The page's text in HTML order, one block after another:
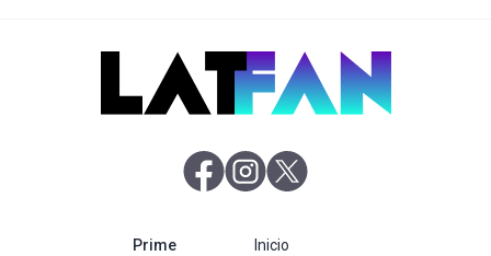
abre en nueva pestaña
abre en nueva pestaña
Primeabre en nueva pestaña
Inicio